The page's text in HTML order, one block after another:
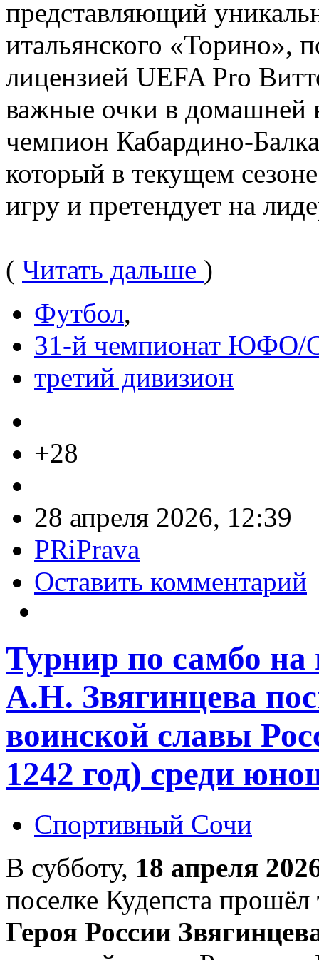
представляющий
итальянского «Торино»,
лицензией UEFA Pro
важные очки в домашней
чемпион Кабардино-
который в текущем
игру и претендует на
( Читать дальше )
Футбол,
31-й чемпионат
третий дивизион
+28
28 апреля 2026, 12:39
PRiPrava
Оставить комментарий
Турнир по самбо на
А.Н. Звягинцева
воинской славы
1242 год) среди
Спортивный Сочи
В субботу, 18 апреля
поселке Кудепста прошёл
Героя России